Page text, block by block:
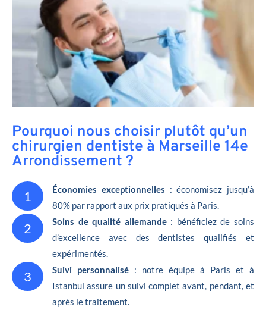
Pourquoi nous choisir plutôt qu’un
chirurgien dentiste à Marseille 14e
Arrondissement ?
1 Économies exceptionnelles : économisez jusqu’à
80% par rapport aux prix pratiqués à Paris.
2 Soins de qualité allemande: bénéficiez de soins
d’excellence avec des dentistes qualifiés et
expérimentés.
3 Suivi personnalisé : notre équipe à Paris et à
Istanbul assure un suivi complet avant, pendant, et
après le traitement.